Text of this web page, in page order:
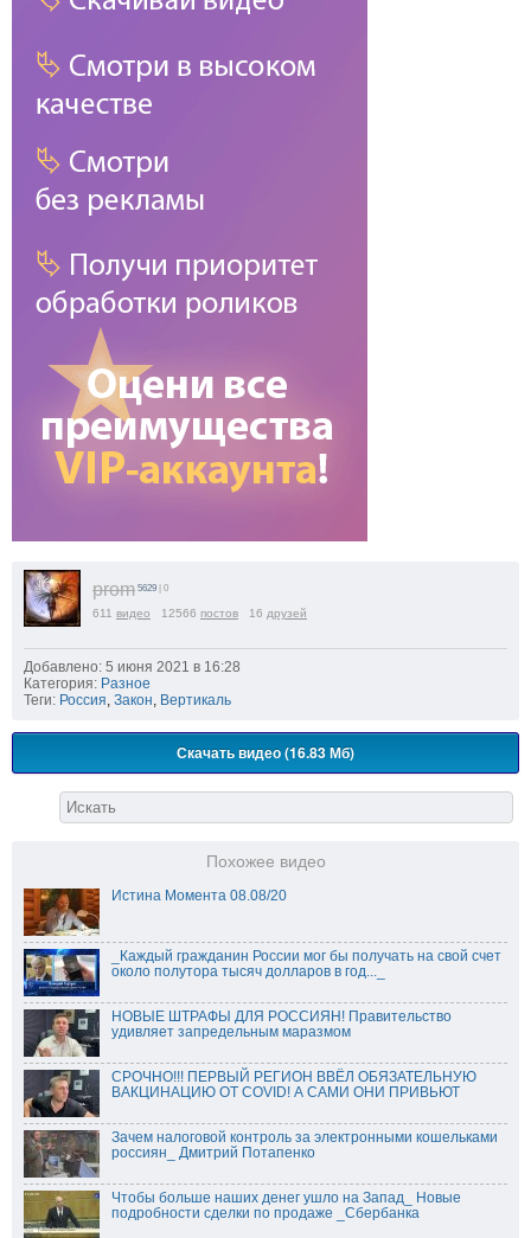
prom 5629 | 0
611 видео 12566 постов 16 друзей
Добавлено: 5 июня 2021 в 16:28
Категория: Разное
Теги: Россия, Закон, Вертикаль
Скачать видео (16.83 Мб)
Похожее видео
Истина Момента 08.08/20
_Каждый гражданин России мог бы получать на свой счет
около полутора тысяч долларов в год..._
НОВЫЕ ШТРАФЫ ДЛЯ РОССИЯН! Правительство
удивляет запредельным маразмом
СРОЧНО!!! ПЕРВЫЙ РЕГИОН ВВЁЛ ОБЯЗАТЕЛЬНУЮ
ВАКЦИНАЦИЮ ОТ COVID! А САМИ ОНИ ПРИВЬЮТ
Зачем налоговой контроль за электронными кошельками
россиян_ Дмитрий Потапенко
Чтобы больше наших денег ушло на Запад_ Новые
подробности сделки по продаже _Сбербанка